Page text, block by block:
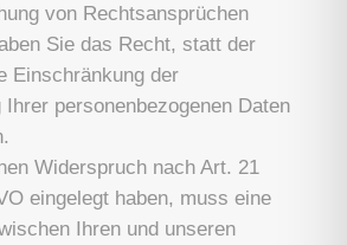
von Rechtsansprüchen
Sie das Recht, statt der
Einschränkung der
Ihrer personenbezogenen Daten
Widerspruch nach Art. 21
eingelegt haben, muss eine
Ihren und unseren